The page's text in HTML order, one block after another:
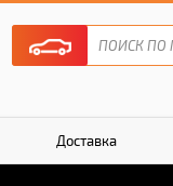
Доставка